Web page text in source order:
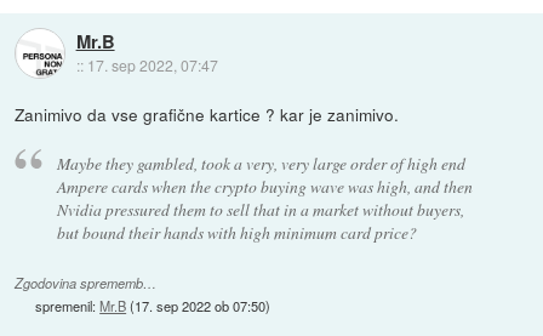
Mr.B
:: 17. sep 2022, 07:47
Zanimivo da vse grafične kartice ? kar je zanimivo.
Maybe they gambled, took a very, very large order of high end
Ampere cards when the crypto buying wave was high, and then
Nvidia pressured them to sell that in a market without buyers,
but bound their hands with high minimum card price?
Zgodovina sprememb…
spremenil:Mr.B(17. sep 2022 ob 07:50)